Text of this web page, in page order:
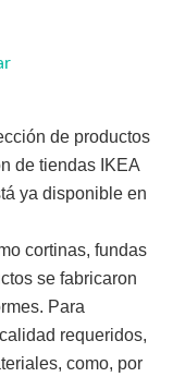
de productos
de tiendas IKEA
ya disponible en
cortinas, fundas
se fabricaron
Para
requeridos,
como, por